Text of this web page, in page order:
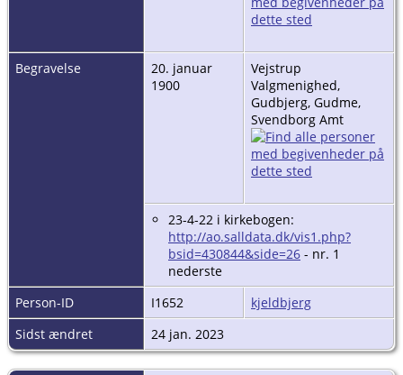
Begravelse
20. januar
1900
Vejstrup
Valgmenighed,
Gudbjerg, Gudme,
Svendborg Amt
23-4-22 i kirkebogen:
http://ao.salldata.dk/vis1.php?
bsid=430844&side=26 - nr. 1
nederste
Person-ID
I1652
kjeldbjerg
Sidst ændret
24 jan. 2023